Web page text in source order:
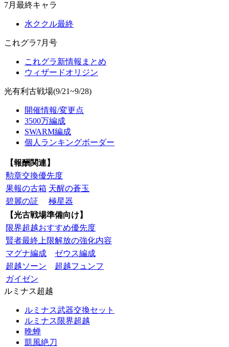
7月最終キャラ
水ククル最終
これグラ7月号
これグラ新情報まとめ
ウィザードオリジン
光有利古戦場(9/21~9/28)
開催情報/変更点
3500万編成
SWARM編成
個人ランキングボーダー
【報酬関連】
勲章交換優先度
果報の古箱 天醒の蒼玉
碧麗の証
極星器
【光古戦場準備向け】
限界超越おすすめ優先度
賢者最終上限解放の強化内容
マグナ編成
ゼウス編成
超越ソーン
超越フュンフ
ガイゼン
ルミナス超越
ルミナス武器交換セット
ルミナス限界超越
晩蝉
凱風絶刀